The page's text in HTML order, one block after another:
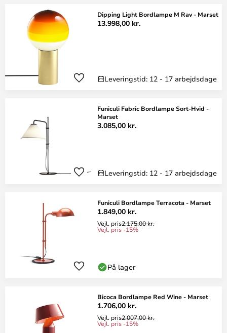
Dipping Light Bordlampe M Rav - Marset
13.998,00 kr.
Leveringstid: 12 - 17 arbejdsdage
Funiculi Fabric Bordlampe Sort-Hvid -
Marset
3.085,00 kr.
Leveringstid: 12 - 17 arbejdsdage
Funiculi Bordlampe Terracota - Marset
1.849,00 kr.
Vejl. pris2.175,00 kr.
Vejl. pris -15%
På lager
Bicoca Bordlampe Red Wine - Marset
1.706,00 kr.
Vejl. pris2.007,00 kr.
Vejl. pris -15%